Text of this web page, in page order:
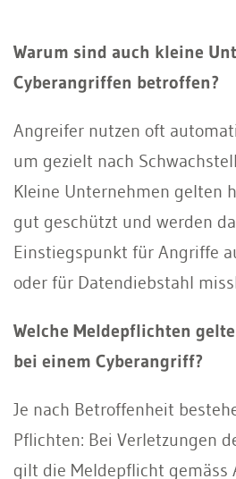
Warum sind auch kleine
Cyberangriffen betroffen?
Angreifer nutzen oft
um gezielt nach
Kleine Unternehmen gelten
gut geschützt und werden
Einstiegspunkt für Angriffe
oder für Datendiebstahl
Welche Meldepflichten
bei einem Cyberangriff?
Je nach Betroffenheit
Pflichten: Bei Verletzungen
gilt die Meldepflicht gemäss